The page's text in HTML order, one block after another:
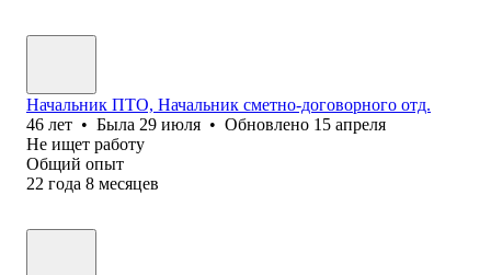
Начальник ПТО, Начальник сметно-договорного отд.
46 лет • Была 29 июля • Обновлено 15 апреля
Не ищет работу
Общий опыт
22 года 8 месяцев